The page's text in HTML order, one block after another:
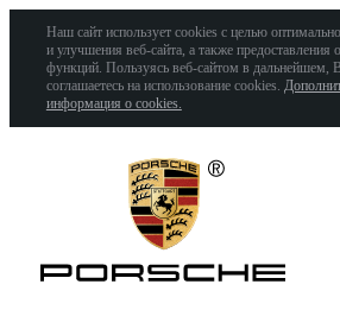
Наш сайт использует cookies с целью
и улучшения веб-сайта, а также предоставления
функций. Пользуясь веб-сайтом в дальнейшем,
соглашаетесь на использование cookies.
информация о cookies.